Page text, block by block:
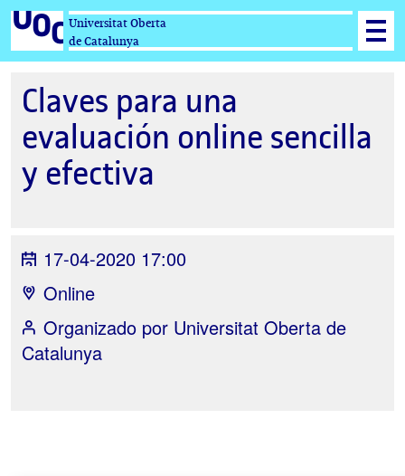
Universitat Oberta
de Catalunya
Claves para una
evaluación online sencilla
y efectiva
17-04-2020 17:00
Online
Organizado por Universitat Oberta de
Catalunya